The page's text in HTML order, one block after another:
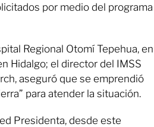
por medio del programa
Regional Otomí Tepehua, en
Hidalgo; el director del IMSS
aseguró que se emprendió
para atender la situación.
Presidenta, desde este